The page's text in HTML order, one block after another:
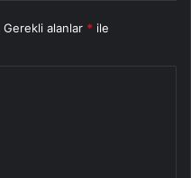
Gerekli alanlar * ile